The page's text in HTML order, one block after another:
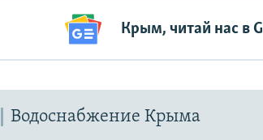
Крым, читай нас в
Водоснабжение Крыма